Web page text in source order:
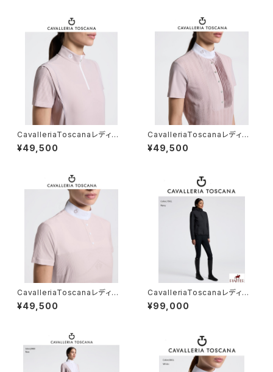
CavalleriaToscanaレディスS
Sトレーニングポロ POD404
JE022
¥49,500
CavalleriaToscanaレディスS
Sシャツ CAD294PA100
¥49,500
CavalleriaToscanaレディスS
Sシャツ CAD299JE240
¥49,500
CavalleriaToscanaレディー
スBoｍberジャケット GID315
NY139
¥99,000